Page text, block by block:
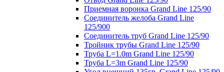
Приемная воронка Grand Line 125/90
Соединитель желоба Grand Line
125/900
Соединитель труб Grand Line 125/90
Тройник трубы Grand Line 125/90
Труба L=1.0m Grand Line 125/90
Труба L=3m Grand Line 125/90